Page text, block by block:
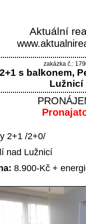
Aktuální
zakázka č.:
s balkonem,
Lužnicí
2+1 /2+0/
nad Lužnicí
8.900-Kč +